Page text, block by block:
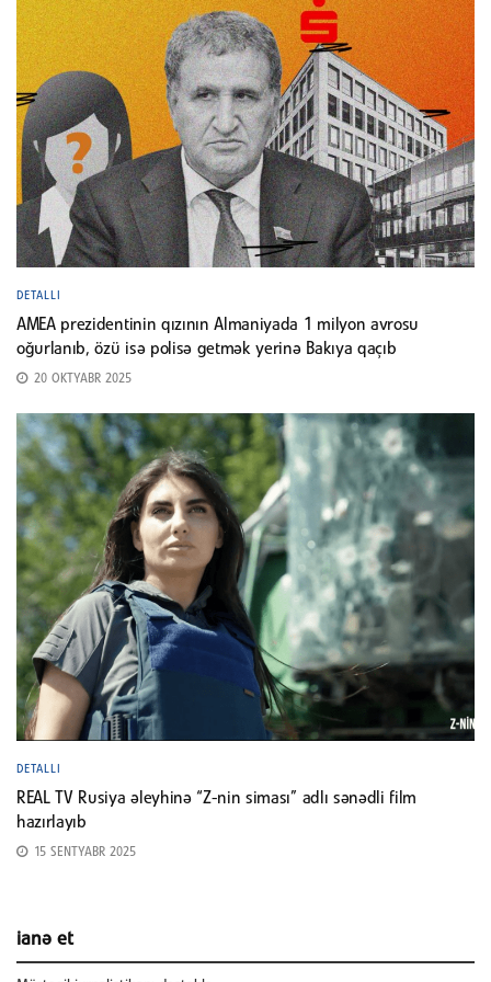
DETALLI
AMEA prezidentinin qızının Almaniyada 1 milyon avrosu
oğurlanıb, özü isə polisə getmək yerinə Bakıya qaçıb
20 OKTYABR 2025
DETALLI
REAL TV Rusiya əleyhinə “Z-nin siması” adlı sənədli film
hazırlayıb
15 SENTYABR 2025
ianə et